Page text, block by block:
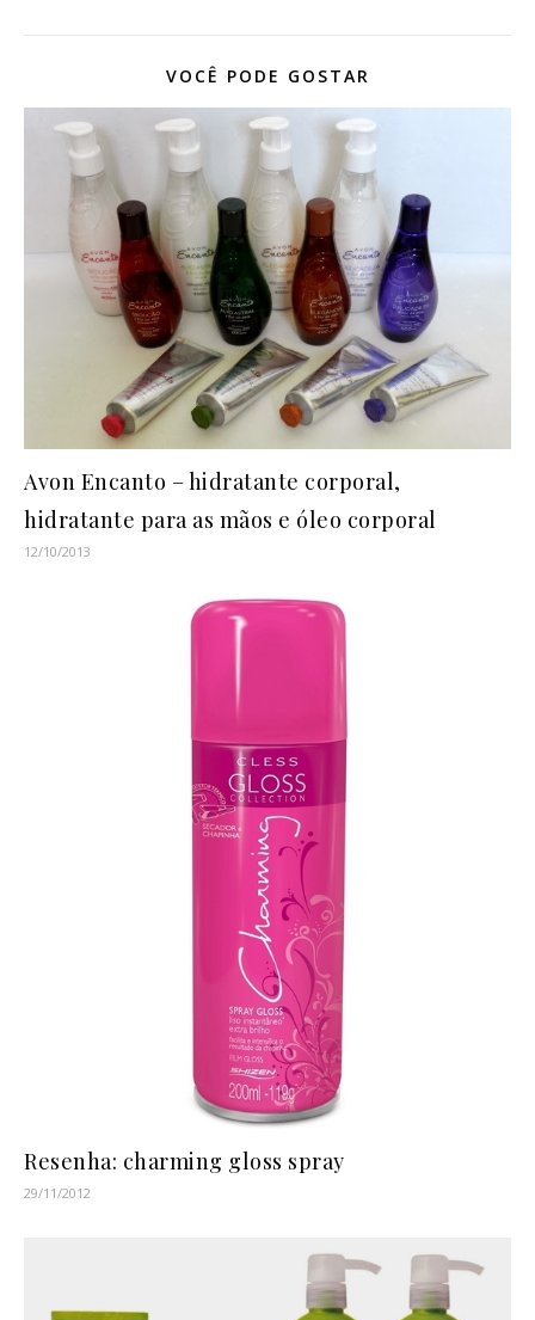
VOCÊ PODE GOSTAR
Avon Encanto – hidratante corporal,
hidratante para as mãos e óleo corporal
12/10/2013
Resenha: charming gloss spray
29/11/2012